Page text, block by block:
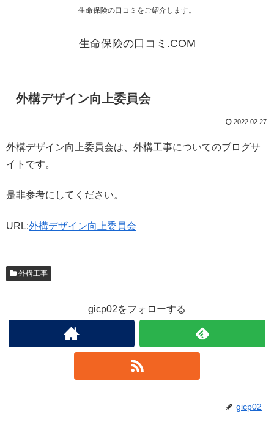
生命保険の口コミをご紹介します。
生命保険の口コミ.COM
外構デザイン向上委員会
2022.02.27
外構デザイン向上委員会は、外構工事についてのブログサ
イトです。
是非参考にしてください。
URL:外構デザイン向上委員会
外構工事
gicp02をフォローする
gicp02